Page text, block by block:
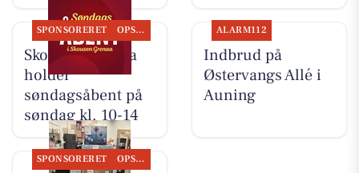
SPONSORERET OPSLAGSTAVLEN
Skousen Grenaa
holder
søndagsåbent på
søndag kl. 10-14
ALARM112
Indbrud på
Østervangs Allé i
Auning
SPONSORERET OPSLAGSTAVLEN